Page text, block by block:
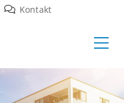
Kontakt